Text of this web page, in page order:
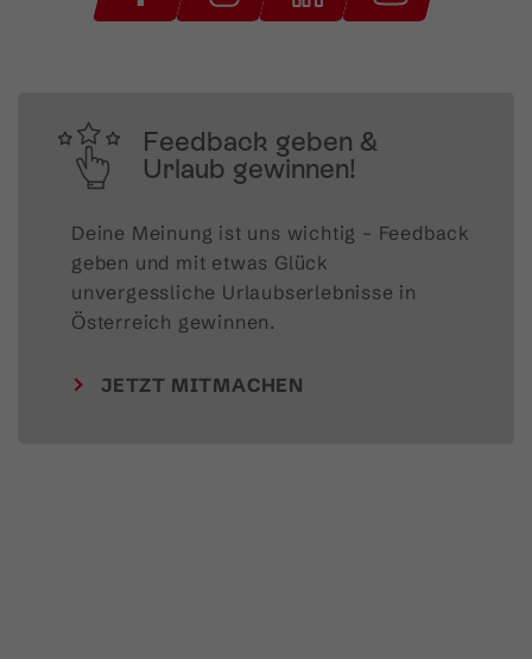
Feedback geben &
Urlaub gewinnen!
Deine Meinung ist uns wichtig – Feedback
geben und mit etwas Glück
unvergessliche Urlaubserlebnisse in
Österreich gewinnen.
JETZT MITMACHEN